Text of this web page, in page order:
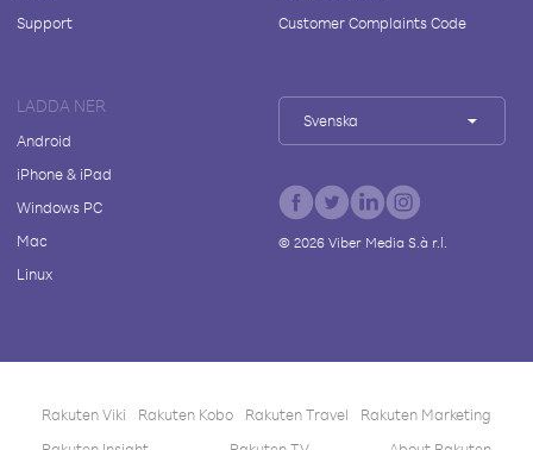
Support
Customer Complaints Code
LADDA NER
Android
iPhone & iPad
Windows PC
Mac
Linux
Svenska
© 2026Viber Media S.à r.l.
Rakuten Viki Rakuten Kobo Rakuten Travel
Rakuten Marketing